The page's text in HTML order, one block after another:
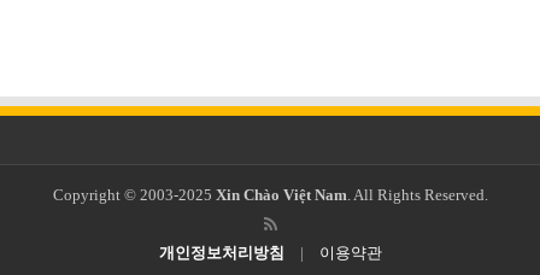
Copyright © 2003-2025 Xin Chào Việt Nam. All Rights Reserved.
개인정보처리방침 | 이용약관